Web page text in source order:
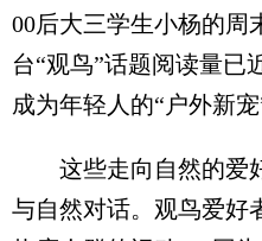
00后大三学生小杨的周
台“观鸟”话题阅读量已
成为年轻人的“户外新宠
这些走向自然的爱好
与自然对话。观鸟爱好